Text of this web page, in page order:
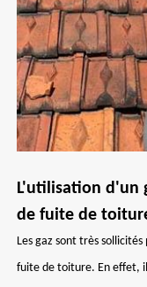
L'utilisation d'un
de fuite de
Les gaz sont très
fuite de toiture. En effet,